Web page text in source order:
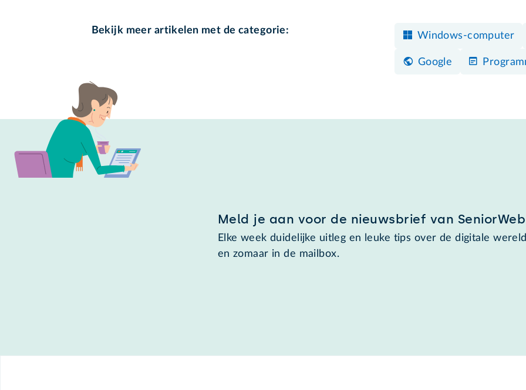
Bekijk meer artikelen met de categorie:
Windows-computer
Google
Meld je aan voor de nieuwsbrief van SeniorWeb
Elke week duidelijke uitleg en leuke tips over de digitale
en zomaar in de mailbox.